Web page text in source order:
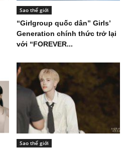
Sao thế giới
“Girlgroup quốc dân” Girls’
Generation chính thức trở lại
với “FOREVER...
Sao thế giới